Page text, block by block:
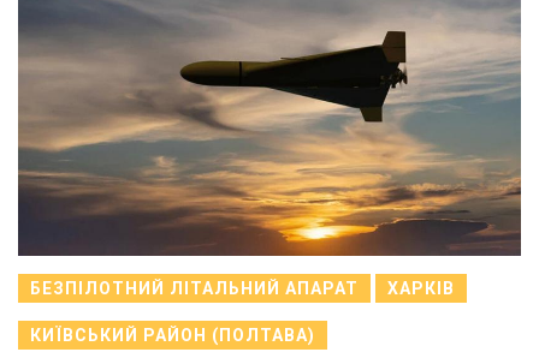
БЕЗПІЛОТНИЙ ЛІТАЛЬНИЙ АПАРАТ ХАРКІВ
КИЇВСЬКИЙ РАЙОН (ПОЛТАВА)